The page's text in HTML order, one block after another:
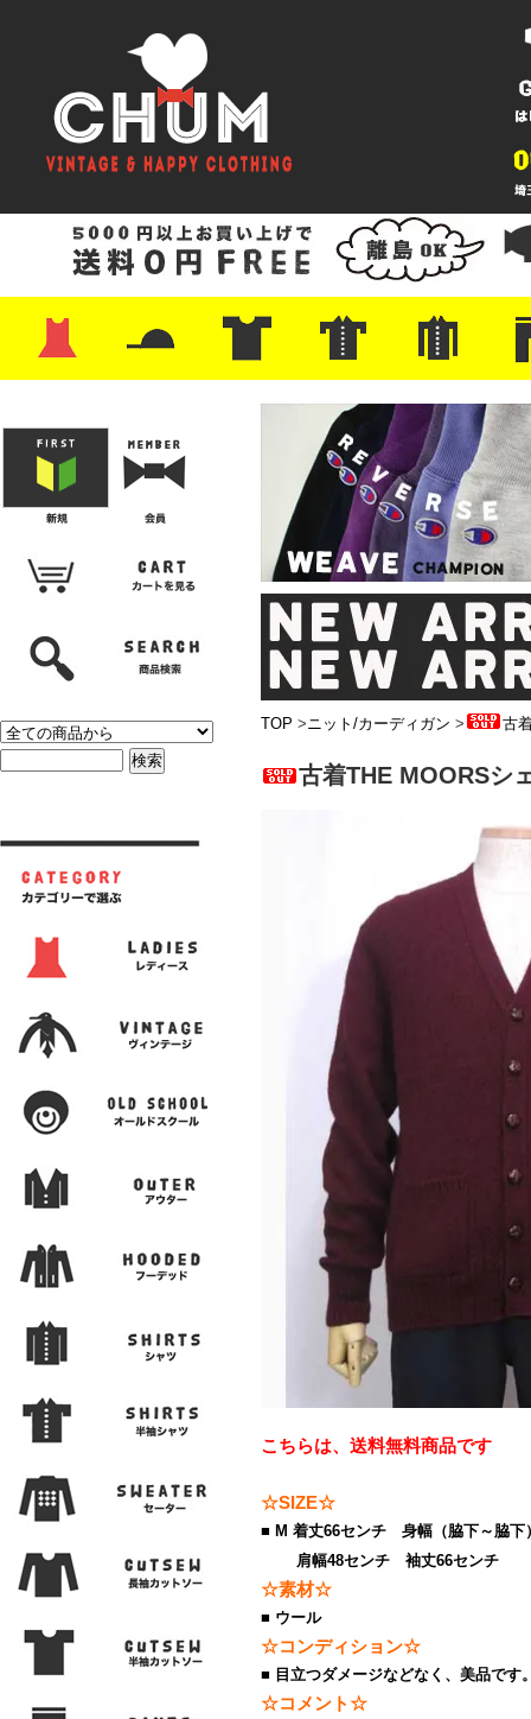
・レザーシューズ/スニーカー
・プリントTシャツ
・バンド/ツアー
・キャラクター
・Nike/adidas/スポーツ
・チャンピオン
・サーフ/スケート
・ボーダー/総柄/無地
・フットボール/リンガー
・タンクトップ/NBA・ポロシャツ
・半袖シャツ
・アロハ/サーフ/ボーリング
・ラルフ/ブランド
・無地/チェック/ストラ
・ワーク/ミリタリー/ウ
・ネル/ウール ・ショ
・アウ
・ジー
・
・ミリ
・コー
・コッ
・オー
・ジャ
ン
TOP >ニット/カーディガン > 古
古着THE MOORSシ
こちらは、送料無料商品です
☆SIZE☆
■ M 着丈66センチ 身幅（脇下～脇下
肩幅48センチ 袖丈66センチ
☆素材☆
■ ウール
☆コンディション☆
■ 目立つダメージなどなく、美品です
☆コメント☆